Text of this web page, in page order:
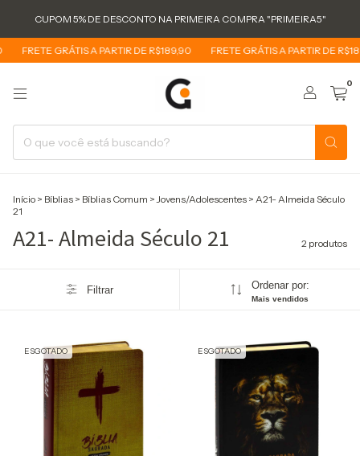
CUPOM 5% DE DESCONTO NA PRIMEIRA COMPRA "PRIMEIRA5"
FRETE GRÁTIS A PARTIR DE R$189,90 FRETE GRÁTIS A PARTIR DE
0
Início > Bíblias > Bíblias Comum > Jovens/Adolescentes > A21- Almeida Século
21
A21- Almeida Século 21 2 produtos
Filtrar Ordenar por:
Mais vendidos
ESGOTADO ESGOTADO